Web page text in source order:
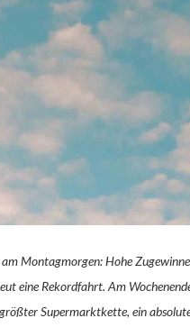
am Montagmorgen: Hohe
eine Rekordfahrt. Am
Supermarktkette, ein